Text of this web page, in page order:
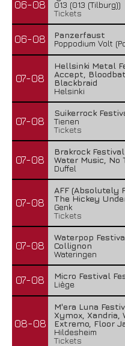
06-08
013 (013 (Tilburg))
Tickets
06-08
Panzerfaust
Poppodium Volt
07-08
Hellsinki Metal
Accept,
Blackbraid
Helsinki
07-08
Suikerrock
Tienen
Tickets
07-08
Brakrock
Water Music, No
Duffel
07-08
AFF (Absolutely
The Hickey
Genk
Tickets
07-08
Waterpop
Collignon
Wateringen
07-08
Micro Festival
Liège
08-08
M'era Luna
Xymox,
Extremo, Floor
Hildesheim
Tickets